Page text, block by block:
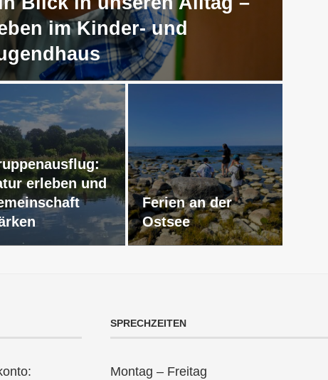
im Kinder- und
erleben und
Ferien an der
Ostsee
SPRECHZEITEN
Montag – Freitag